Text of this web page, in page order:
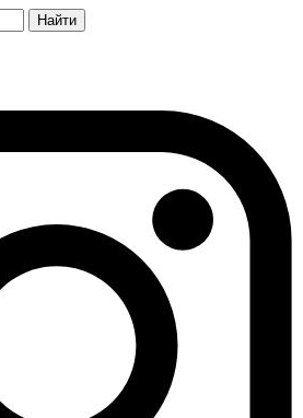
Найти